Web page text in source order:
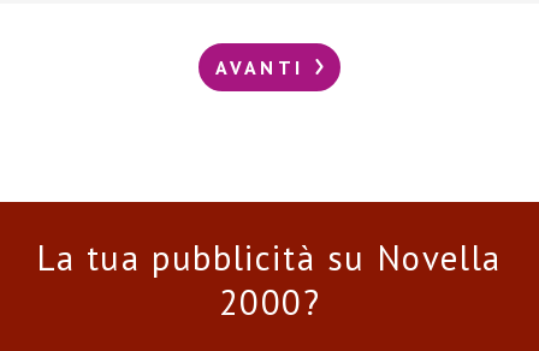
AVANTI
La tua pubblicità su Novella
2000?